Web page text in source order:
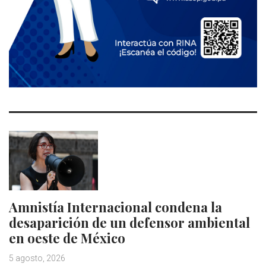
Amnistía Internacional condena la
desaparición de un defensor ambiental
en oeste de México
5 agosto, 2026